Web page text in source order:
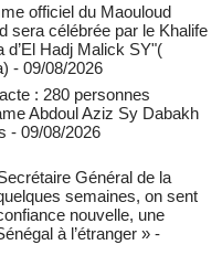
officiel du Maouloud
sera célébrée par le Khalife
d’El Hadj Malick SY"(
- 09/08/2026
: 280 personnes
Abdoul Aziz Sy Dabakh
- 09/08/2026
Général de la
semaines, on sent
nouvelle, une
à l’étranger » -